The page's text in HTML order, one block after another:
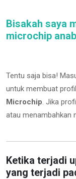
Bisakah saya
microchip
Tentu saja bisa!
untuk membuat
Microchip. Jika
atau menambahkan
Ketika terjadi
yang terjadi